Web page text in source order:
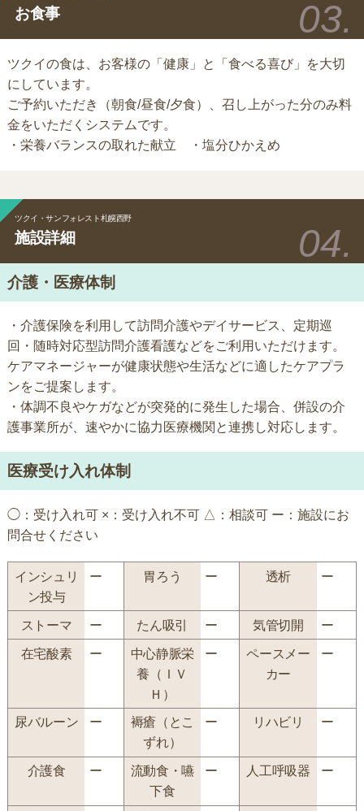
お食事
ツクイの食は、お客様の「健康」と「食べる喜び」を大切
にしています。
ご予約いただき（朝食/昼食/夕食）、召し上がった分のみ料
金をいただくシステムです。
・栄養バランスの取れた献立 ・塩分ひかえめ
ツクイ・サンフォレスト札幌西野
施設詳細
介護・医療体制
・介護保険を利用して訪問介護やデイサービス、定期巡
回・随時対応型訪問介護看護などをご利用いただけます。
ケアマネージャーが健康状態や生活などに適したケアプラ
ンをご提案します。
・体調不良やケガなどが突発的に発生した場合、併設の介
護事業所が、速やかに協力医療機関と連携し対応します。
医療受け入れ体制
◯：受け入れ可 ×：受け入れ不可 △：相談可 ー：施設にお
問合せください
インシュリ
ン投与
ー 胃ろう ー 透析 ー
ストーマ ー たん吸引 ー 気管切開 ー
在宅酸素 ー
中心静脈栄
養（ＩＶ
Ｈ）
ー
ペースメー
カー
ー
尿バルーン ー
褥瘡（とこ
ずれ）
ー リハビリ ー
介護食 ー
流動食・嚥
下食
ー 人工呼吸器 ー